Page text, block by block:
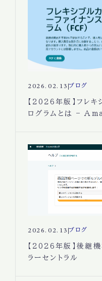
2026.02.13 ブログ
【2026年版】フレキ
ログラムとは –
2026.02.13 ブログ
【2026年版】後継
ラーセントラル